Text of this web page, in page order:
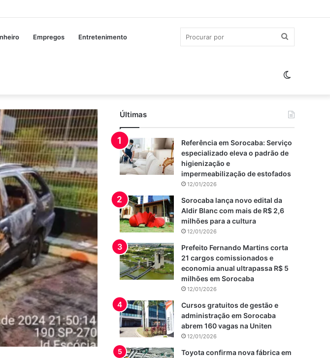
Empregos Entretenimento
por
skin
Últimas
Referência em Sorocaba: Serviço
especializado eleva o padrão de
higienização e
impermeabilização de estofados
12/01/2026
Sorocaba lança novo edital da
Aldir Blanc com mais de R$ 2,6
milhões para a cultura
12/01/2026
Prefeito Fernando Martins corta
21 cargos comissionados e
economia anual ultrapassa R$ 5
milhões em Sorocaba
12/01/2026
Cursos gratuitos de gestão e
administração em Sorocaba
abrem 160 vagas na Uniten
12/01/2026
Toyota confirma nova fábrica em